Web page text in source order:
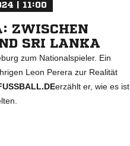
| 11:00
ZWISCHEN
SRI LANKA
zum Nationalspieler. Ein
Leon Perera zur Realität
erzählt er, wie es ist,